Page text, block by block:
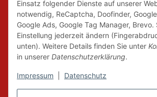
Einsatz folgender Dienste auf unserer
notwendig, ReCaptcha, Doofinder,
Google Ads, Google Tag Manager, Brevo.
Einstellung jederzeit ändern
unten). Weitere Details finden Sie unter
in unserer Datenschutzerklärung.
Impressum Datenschutz
Wir tragen Verantwortung
Pflichten zur
Verpackungsgesetz.
FAIRCOMMERCE
Wir sind seit 04.12.2015 Mitglied der